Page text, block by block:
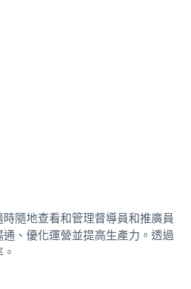
隨地查看和管理督導員和推廣員
、優化運營並提高生產力。透過